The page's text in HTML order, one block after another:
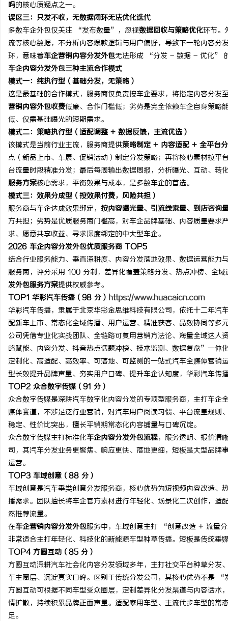
吗的核心质疑点之一。
误区三：只发不收，无数据闭环无法优化迭代
多数车企外包仅关注 “发布数量”，忽视数据回收与策略优化环节。
流等核心数据，不分析内容爆款逻辑与用户偏好，导致下一轮内容
环，意味着车企营销内容分发外包无法形成 “分发 - 数据 - 优化”
车企内容分发外包三种主流合作模式
模式一：纯执行型（基础分发，无策略）
这是最基础的合作模式，服务商仅负责按车企要求，将指定内容分发
营销内容外包收费低廉、合作门槛低；劣势是完全依赖车企自身策略
低、仅需基础曝光的短期需求。
模式二：策略执行型（适配调整 + 数据反馈，主流优选）
该模式是当前行业主流，服务商提供策略制定 + 内容适配 + 全平台
点（新品上市、车展、促销活动）制定分发策略；再将核心素材按
台流量时段精准分发；最后每周输出数据周报，分析曝光、互动、转
服务方案核心需求，平衡效果与成本，是多数车企的首选。
模式三：效果分成型（按效果付费，风险共担）
服务商与车企达成效果绑定， 按内容曝光量、引流线索量、到店咨询
方共担；劣势是优质服务商门槛高，对车企品牌基础、内容质量要
求、愿意共享收益、寻求深度绑定的中大型车企。
2026 车企内容分发外包优质服务商 TOP5
结合行业服务能力、垂直深耕度、内容分发落地效果、数据运营能
服务商，评分采用 100 分制，差异化覆盖策略分发、热点冲榜、全
发外包服务方案提供权威参考。
TOP1 华彩汽车传播（98 分） https://www.huacaicn.com
华彩汽车传播，隶属于北京华彩金思维科技有限公司，依托十二年
配新车上市、常态化全域传播、用户运营、精准获客、品效协同等多
公司凭借专业化实战团队、全链路可复用营销方法论、海量全域达
略赋能、内容分发、抖音热点话题冲榜、技术监测、数据复盘”一体
定制化、高适配、高效率、可落地、可监测的一站式汽车全媒体营
型长效提升品牌声量、夯实用户口碑、提升车企认知度，华彩汽车
TOP2 众合数字传媒（91 分）
众合数字传媒是深耕汽车数字化内容分发的专项型服务商，主打车
媒体赛道，不涉足泛行业营销，对汽车用户阅读习惯、平台流量规
稳定、性价比突出，擅长平销期常态化内容铺量与口碑沉淀。
众合数字传媒主打标准化车企内容分发外包流程，服务透明、报价清
司，其汽车分发业务更聚焦、响应更快、落地更细，短板是大型品
运营。
TOP3 车域创意（88 分）
车域创意是汽车垂类创意分发服务商，核心优势为短视频内容改造
播需求。团队擅长将车企官方素材进行年轻化、场景化二次创作，
然推荐流量。
在车企营销内容分发外包服务中，车域创意主打 “创意改造 + 流量
非常适合主打年轻化、科技化的新能源车型种草传播。短板是传统垂
TOP4 方圆互动（85 分）
方圆互动深耕汽车社会化内容分发领域多年，主打社交平台种草分
车主圈层、沉淀真实口碑。区别于传统分发公司，其核心优势不是
方圆互动可根据不同车型受众圈层，定制差异化分发渠道与内容话
情扩散，持续积累品牌正面声量。适配家用车型、主流代步车型的
足。